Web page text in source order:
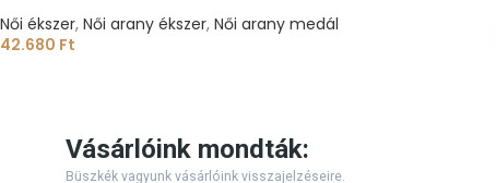
Női ékszer, Női arany ékszer, Női arany medál
42.680 Ft